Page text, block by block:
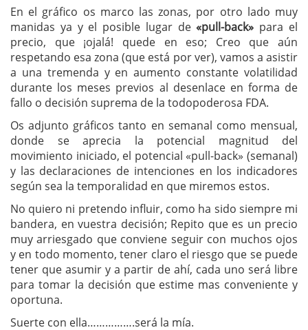
En el gráfico os marco las zonas, por otro lado muy
manidas ya y el posible lugar de«pull-back» para el
precio, que ¡ojalá! quede en eso; Creo que aún
respetando esa zona (que está por ver), vamos a asistir
a una tremenda y en aumento constante volatilidad
durante los meses previos al desenlace en forma de
fallo o decisión suprema de la todopoderosa FDA.
Os adjunto gráficos tanto en semanal como mensual,
donde se aprecia la potencial magnitud del
movimiento iniciado, el potencial «pull-back» (semanal)
y las declaraciones de intenciones en los indicadores
según sea la temporalidad en que miremos estos.
No quiero ni pretendo influir, como ha sido siempre mi
bandera, en vuestra decisión; Repito que es un precio
muy arriesgado que conviene seguir con muchos ojos
y en todo momento, tener claro el riesgo que se puede
tener que asumir y a partir de ahí, cada uno será libre
para tomar la decisión que estime mas conveniente y
oportuna.
Suerte con ella…………….será la mía.